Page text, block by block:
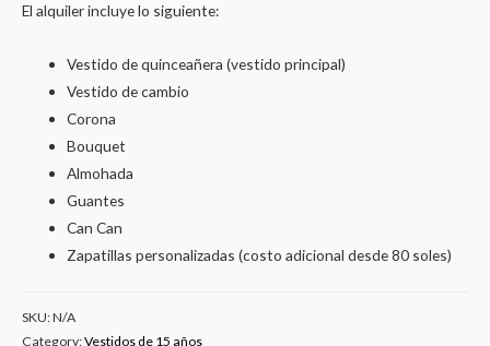
piezas
El alquiler incluye lo siguiente:
Vestido de quinceañera (vestido principal)
Vestido de cambio
Corona
Bouquet
Almohada
Guantes
Can Can
Zapatillas personalizadas (costo adicional desde 80 soles)
SKU:N/A
Category:Vestidos de 15 años